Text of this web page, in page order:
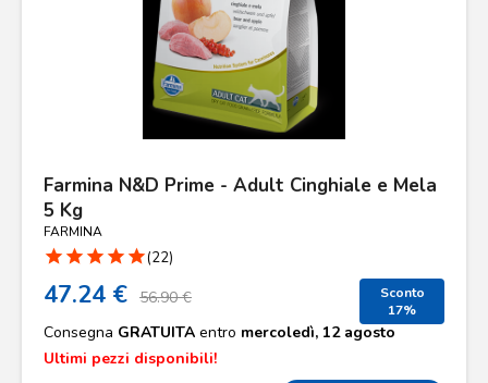
Farmina N&D Prime - Adult Cinghiale e Mela
5 Kg
FARMINA
star star star star star(22)
47.24 € 56.90 €
Sconto
17%
Consegna GRATUITA entro mercoledì, 12 agosto
Ultimi pezzi disponibili!